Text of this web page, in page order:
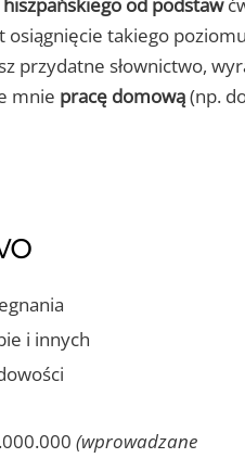
od podstaw
osiągnięcie takiego
przydatne słownictwo,
mnie pracę domową(np.
i innych
(wprowadzane